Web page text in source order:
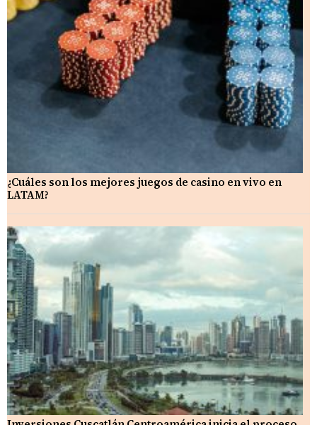
¿Cuáles son los mejores juegos de casino en vivo en
LATAM?